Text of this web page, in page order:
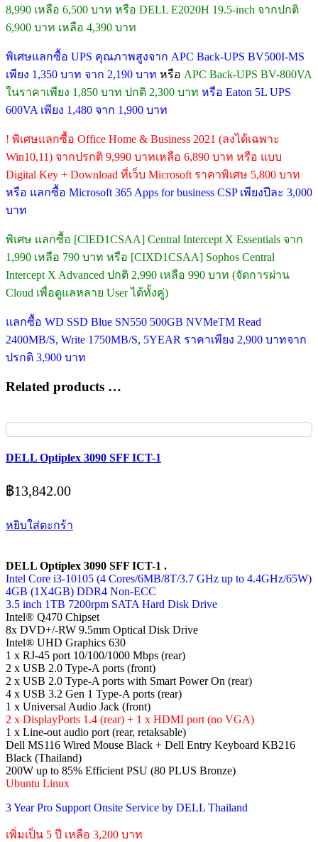
8,990 เหลือ 6,500 บาท หรือ DELL E2020H 19.5-inch จากปกติ
6,900 บาท เหลือ 4,390 บาท
พิเศษแลกซื้อ UPS คุณภาพสูงจาก APC Back-UPS BV500I-MS
เพียง 1,350 บาท จาก 2,190 บาท หรือ APC Back-UPS BV-800VA
ในราคาเพียง 1,850 บาท ปกติ 2,300 บาท หรือ Eaton 5L UPS
600VA เพียง 1,480 จาก 1,900 บาท
! พิเศษแลกซื้อ Office Home & Business 2021 (ลงได้เฉพาะ
Win10,11) จากปรกติ 9,990 บาทเหลือ 6,890 บาท หรือ แบบ
Digital Key + Download ที่เว็บ Microsoft ราคาพิเศษ 5,800 บาท
หรือ แลกซื้อ Microsoft 365 Apps for business CSP เพียงปีละ 3,000
บาท
พิเศษ แลกซื้อ [CIED1CSAA] Central Intercept X Essentials จาก
1,990 เหลือ 790 บาท หรือ [CIXD1CSAA] Sophos Central
Intercept X Advanced ปกติ 2,990 เหลือ 990 บาท (จัดการผ่าน
Cloud เพื่อดูแลหลาย User ได้ทั้งคู่)
แลกซื้อ WD SSD Blue SN550 500GB NVMeTM Read
2400MB/S, Write 1750MB/S, 5YEAR ราคาเพียง 2,900 บาทจาก
ปรกติ 3,900 บาท
Related products …
DELL Optiplex 3090 SFF ICT-1
฿13,842.00
หยิบใส่ตะกร้า
DELL Optiplex 3090 SFF ICT-1 .
Intel Core i3-10105 (4 Cores/6MB/8T/3.7 GHz up to 4.4GHz/65W)
4GB (1X4GB) DDR4 Non-ECC
3.5 inch 1TB 7200rpm SATA Hard Disk Drive
Intel® Q470 Chipset
8x DVD+/-RW 9.5mm Optical Disk Drive
Intel® UHD Graphics 630
1 x RJ-45 port 10/100/1000 Mbps (rear)
2 x USB 2.0 Type-A ports (front)
2 x USB 2.0 Type-A ports with Smart Power On (rear)
4 x USB 3.2 Gen 1 Type-A ports (rear)
1 x Universal Audio Jack (front)
2 x DisplayPorts 1.4 (rear) + 1 x HDMI port (no VGA)
1 x Line-out audio port (rear, retaksable)
Dell MS116 Wired Mouse Black + Dell Entry Keyboard KB216
Black (Thailand)
200W up to 85% Efficient PSU (80 PLUS Bronze)
Ubuntu Linux
3 Year Pro Support Onsite Service by DELL Thailand
เพิ่มเป็น 5 ปี เหลือ 3,200 บาท